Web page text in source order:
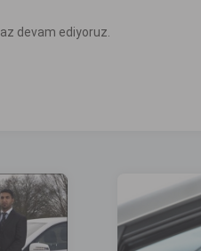
devam ediyoruz.